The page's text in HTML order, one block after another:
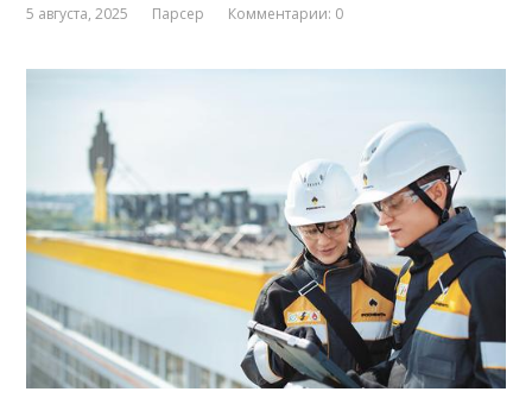
5 августа, 2025 Парсер Комментарии: 0